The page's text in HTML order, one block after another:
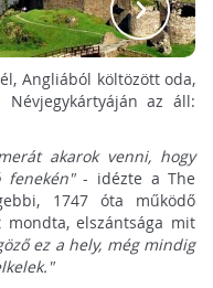
Angliából költözött oda,
az áll:
akarok venni, hogy
- idézte a The
1747 óta működő
elszántsága mit
ez a hely, még mindig